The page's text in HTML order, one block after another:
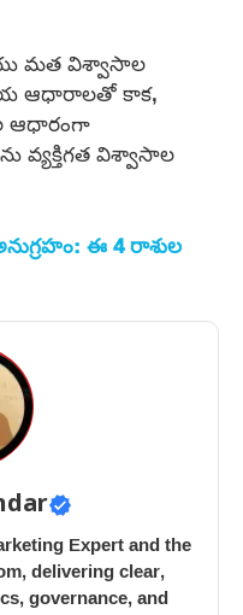
మత విశ్వాసాల
ఆధారాలతో కాక,
ఆధారంగా
వ్యక్తిగత విశ్వాసాల
ఈ 4 రాశుల
Expert and the
delivering clear,
governance, and